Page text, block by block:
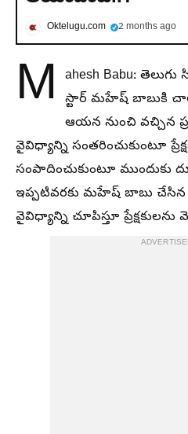
Oktelugu.com 2 months ago
M
ahesh Babu:
స్టార్ మహేష్ బాబుకి
ఆయన నుంచి వచ్చిన
వైవిధ్యాన్ని సంతరించుకుంటూ
సంపాదించుకుంటూ ముందుకు
ఇప్పటివరకు మహేష్ బాబు
వైవిధ్యాన్ని చూపిస్తూ